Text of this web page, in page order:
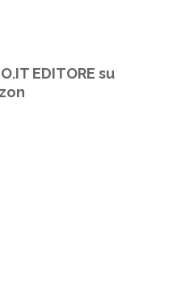
EDITORE su